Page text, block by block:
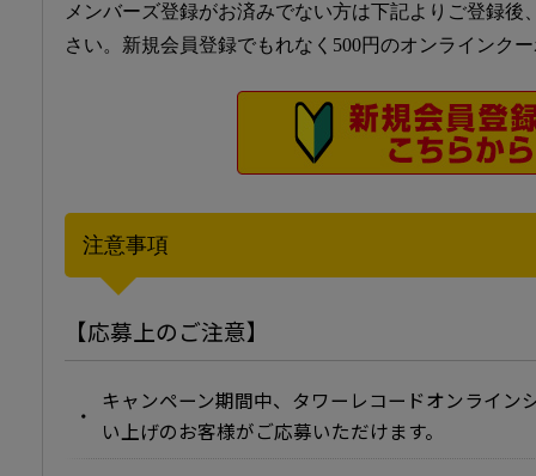
メンバーズ登録がお済みでない方は下記よりご登録後
さい。新規会員登録でもれなく500円のオンラインク
注意事項
【応募上のご注意】
キャンペーン期間中、タワーレコードオンライン
い上げのお客様がご応募いただけます。